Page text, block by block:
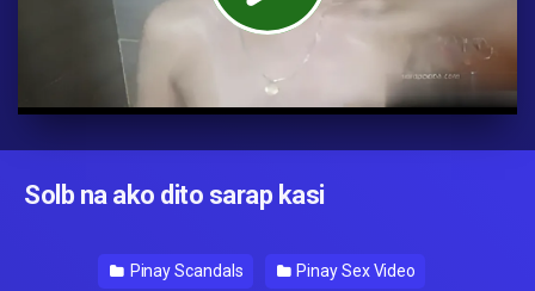
Solb na ako dito sarap kasi
Pinay Scandals Pinay Sex Video